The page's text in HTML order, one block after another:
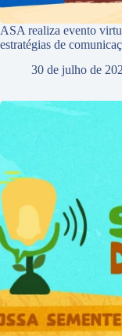
ASA realiza evento
estratégias de
30 de julho de